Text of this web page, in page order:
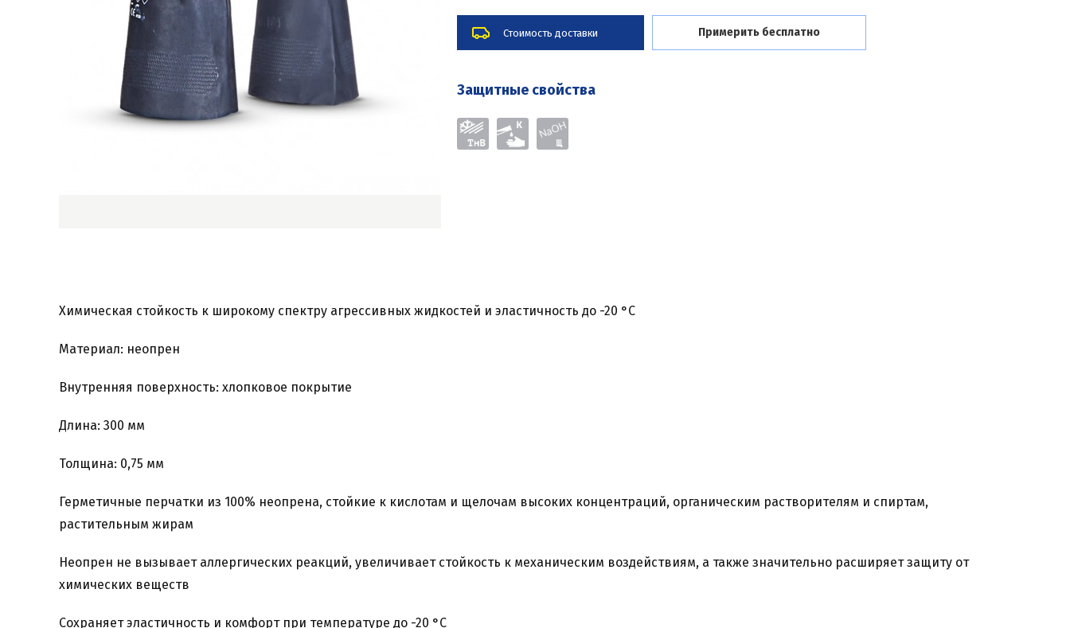
Стоимость доставки Примерить бесплатно
Защитные свойства
Химическая стойкость к широкому спектру агрессивных жидкостей и эластичность до -20 °С
Материал: неопрен
Внутренняя поверхность: хлопковое покрытие
Длина: 300 мм
Толщина: 0,75 мм
Герметичные перчатки из 100% неопрена, стойкие к кислотам и щелочам высоких концентраций, органическим растворителям и спиртам,
растительным жирам
Неопрен не вызывает аллергических реакций, увеличивает стойкость к механическим воздействиям, а также значительно расширяет защиту от
химических веществ
Сохраняет эластичность и комфорт при температуре до -20 °С